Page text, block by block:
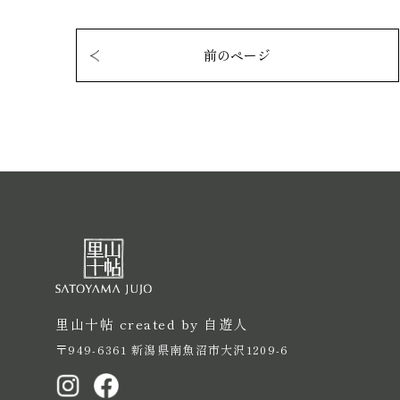
前のページ
里山十帖 created by 自遊人
〒949-6361 新潟県南魚沼市大沢1209-6